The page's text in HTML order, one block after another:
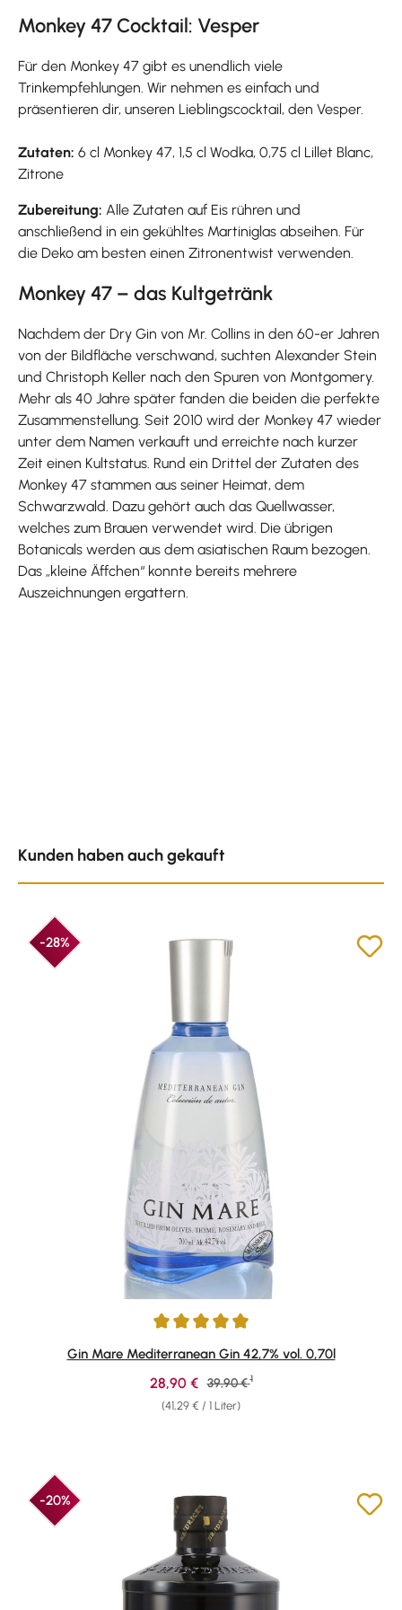
Monkey 47 Cocktail: Vesper
Für den Monkey 47 gibt es unendlich viele
Trinkempfehlungen. Wir nehmen es einfach und
präsentieren dir, unseren Lieblingscocktail, den Vesper.
Zutaten: 6 cl Monkey 47, 1,5 cl Wodka, 0,75 cl Lillet Blanc,
Zitrone
Zubereitung: Alle Zutaten auf Eis rühren und
anschließend in ein gekühltes Martiniglas abseihen. Für
die Deko am besten einen Zitronentwist verwenden.
Monkey 47 – das Kultgetränk
Nachdem der Dry Gin von Mr. Collins in den 60-er Jahren
von der Bildfläche verschwand, suchten Alexander Stein
und Christoph Keller nach den Spuren von Montgomery.
Mehr als 40 Jahre später fanden die beiden die perfekte
Zusammenstellung. Seit 2010 wird der Monkey 47 wieder
unter dem Namen verkauft und erreichte nach kurzer
Zeit einen Kultstatus. Rund ein Drittel der Zutaten des
Monkey 47 stammen aus seiner Heimat, dem
Schwarzwald. Dazu gehört auch das Quellwasser,
welches zum Brauen verwendet wird. Die übrigen
Botanicals werden aus dem asiatischen Raum bezogen.
Das „kleine Äffchen“ konnte bereits mehrere
Auszeichnungen ergattern.
Kunden haben auch gekauft
-28%
Durchschnittliche Bewertung von 4.91 von 5 Sternen
Gin Mare Mediterranean Gin 42,7% vol. 0,70l
(41,29 € / 1 Liter)
Verkaufspreis:
28,90 € Regulärer Preis:
39,90 € 1
-20%